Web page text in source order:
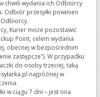
chwili wydania ich Odbiorcy
przesyłki powinien
Kurier może pozostawić
Point, celem wydania
obecnej w bezpośrednim
zastępcze”). W przypadku
do osoby trzeciej, taką
najpóźniej w
w ciągu 7 dni – jest ona